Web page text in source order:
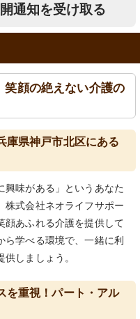
通知を受け取る
笑顔の絶えない介護の
庫県神戸市北区にある
興味がある」というあなた
株式会社ネオライフサポー
顔あふれる介護を提供して
学べる環境で、一緒に利
しましょう。
を重視！パート・アル